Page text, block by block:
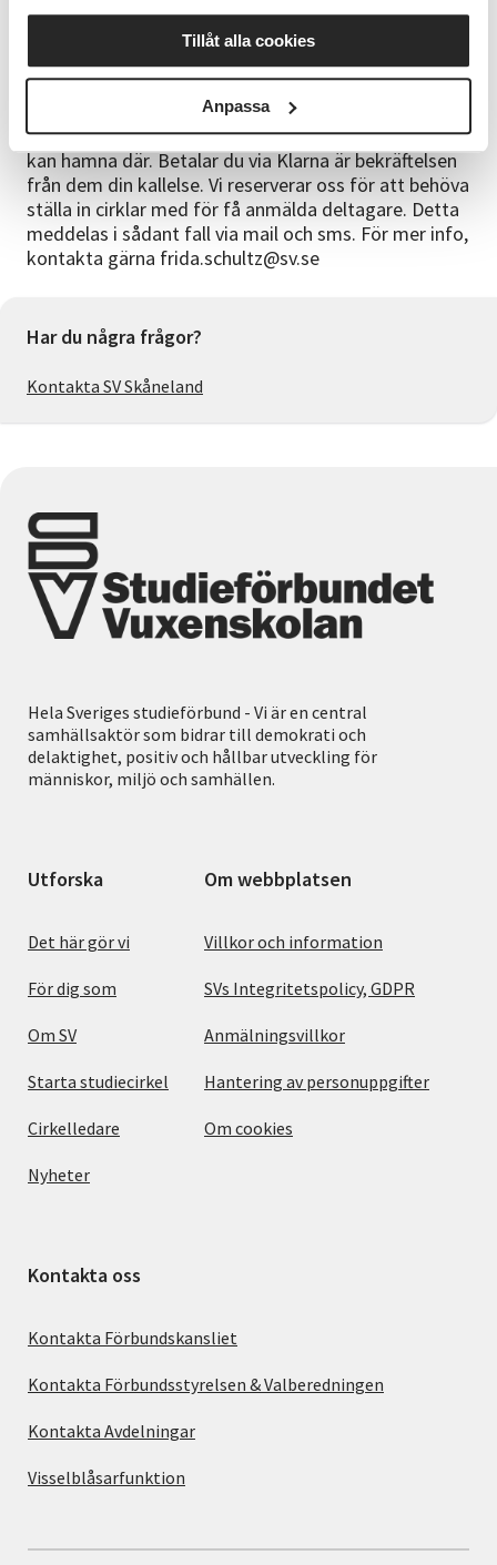
Tillåt alla cookies
Anpassa
egen dator eller surfplatta.
Anmälningsinformation
För att spara på vår miljö skickar vi kallelser via e-
post. Håll koll i din skräppost, för kallelsen/fakturan
kan hamna där. Betalar du via Klarna är bekräftelsen
från dem din kallelse. Vi reserverar oss för att behöva
ställa in cirklar med för få anmälda deltagare. Detta
meddelas i sådant fall via mail och sms. För mer info,
kontakta gärna frida.schultz@sv.se
Har du några frågor?
Kontakta SV Skåneland
Hela Sveriges studieförbund - Vi är en central
samhällsaktör som bidrar till demokrati och
delaktighet, positiv och hållbar utveckling för
människor, miljö och samhällen.
Utforska
Det här gör vi
För dig som
Om SV
Starta studiecirkel
Cirkelledare
Nyheter
Om webbplatsen
Villkor och information
SVs Integritetspolicy, GDPR
Anmälningsvillkor
Hantering av personuppgifter
Om cookies
Kontakta oss
Kontakta Förbundskansliet
Kontakta Förbundsstyrelsen & Valberedningen
Kontakta Avdelningar
Visselblåsarfunktion